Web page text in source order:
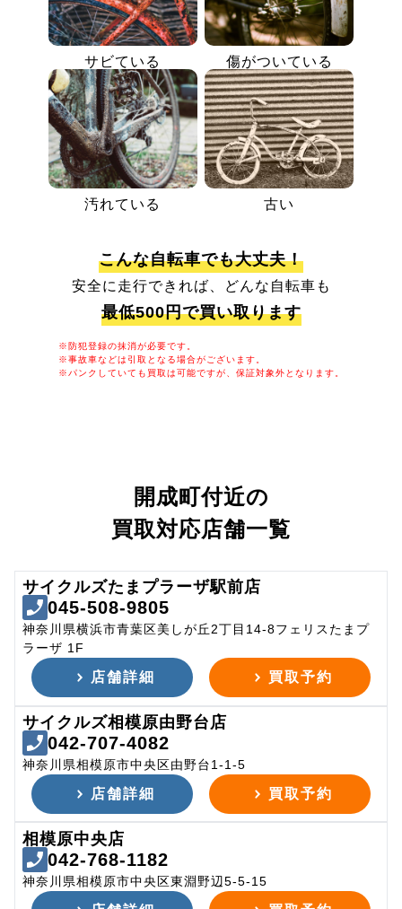
サビている 傷がついている
汚れている 古い
こんな自転車でも大丈夫！
安全に走行できれば、どんな自転車も
最低500円で買い取ります
※防犯登録の抹消が必要です。
※事故車などは引取となる場合がございます。
※パンクしていても買取は可能ですが、保証対象外となります。
開成町付近の
買取対応店舗一覧
サイクルズたまプラーザ駅前店
045-508-9805
神奈川県横浜市青葉区美しが丘2丁目14-8フェリスたまプ
ラーザ 1F
店舗詳細 買取予約
サイクルズ相模原由野台店
042-707-4082
神奈川県相模原市中央区由野台1-1-5
店舗詳細 買取予約
相模原中央店
042-768-1182
神奈川県相模原市中央区東淵野辺5-5-15